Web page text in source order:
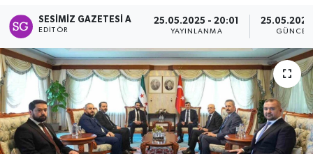
SESIMIZ GAZETESI A
EDITÖR
25.05.2025 - 20:01
YAYINLANMA
Magazin
Politika
Sağlık
Spor
Tüm Manşetler
Son Dakika Haberleri
Haber Arşivi